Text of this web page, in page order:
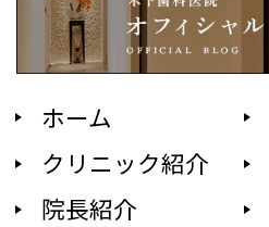
ホーム
クリニック紹介
院長紹介